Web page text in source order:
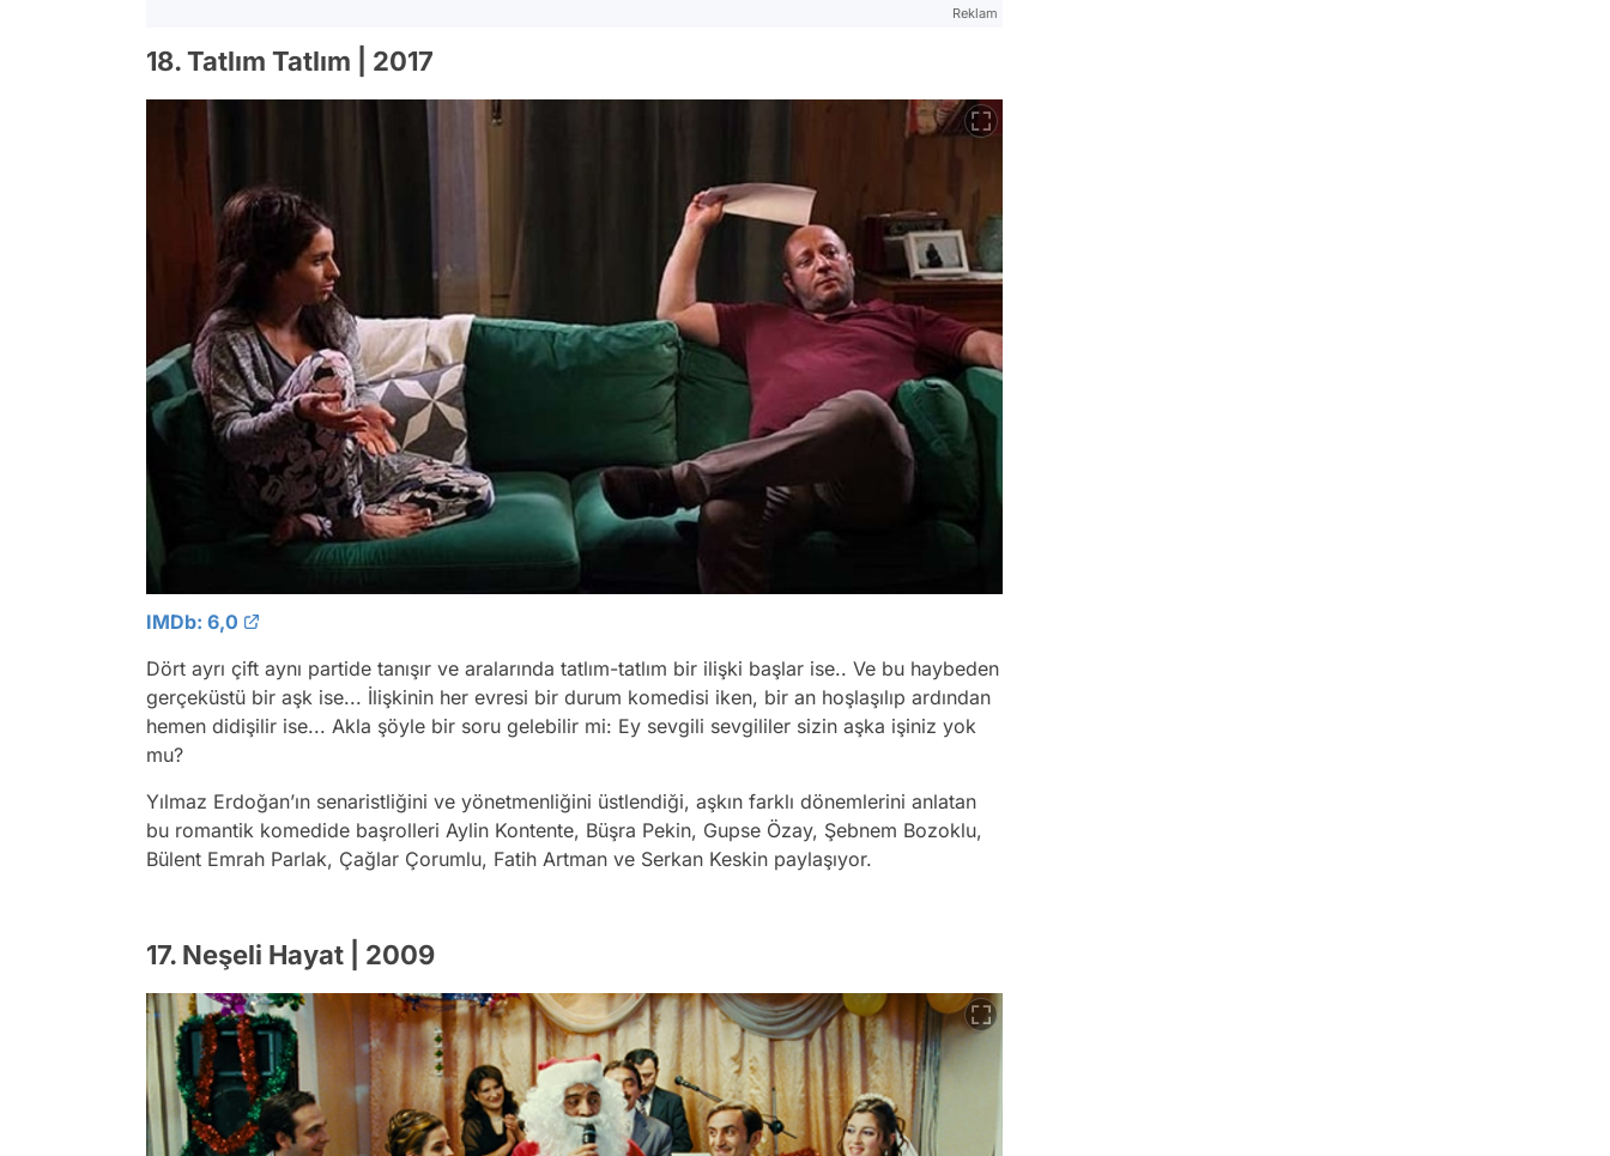
Reklam
18. Tatlım Tatlım | 2017
IMDb: 6,0
Dört ayrı çift aynı partide tanışır ve aralarında tatlım-tatlım bir ilişki başlar ise.. Ve bu haybeden
gerçeküstü bir aşk ise... İlişkinin her evresi bir durum komedisi iken, bir an hoşlaşılıp ardından
hemen didişilir ise... Akla şöyle bir soru gelebilir mi: Ey sevgili sevgililer sizin aşka işiniz yok
mu?
Yılmaz Erdoğan’ın senaristliğini ve yönetmenliğini üstlendiği, aşkın farklı dönemlerini anlatan
bu romantik komedide başrolleri Aylin Kontente, Büşra Pekin, Gupse Özay, Şebnem Bozoklu,
Bülent Emrah Parlak, Çağlar Çorumlu, Fatih Artman ve Serkan Keskin paylaşıyor.
17. Neşeli Hayat | 2009